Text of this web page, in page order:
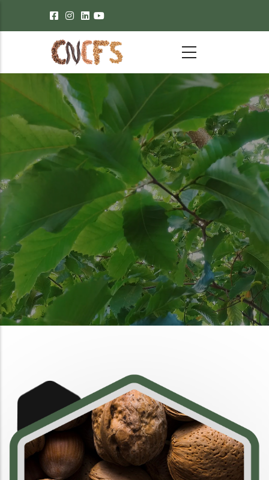
Passar para o conteúdo principal